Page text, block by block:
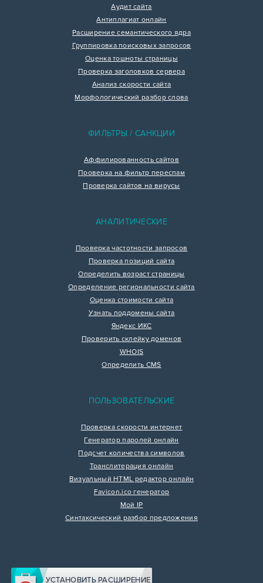
Аудит сайта
Антиплагиат онлайн
Расширение семантического ядра
Группировка поисковых запросов
Оценка тошноты страницы
Проверка заголовков сервера
Анализ скорости сайта
Морфологический разбор слова
ФИЛЬТРЫ / САНКЦИИ
Аффилированность сайтов
Проверка на фильтр переспам
Проверка сайтов на вирусы
АНАЛИТИЧЕСКИЕ
Проверка частотности запросов
Проверка позиций сайта
Определить возраст страницы
Определение региональности сайта
Оценка стоимости сайта
Узнать поддомены сайта
Яндекс ИКС
Проверить склейку доменов
WHOIS
Определить CMS
ПОЛЬЗОВАТЕЛЬСКИЕ
Проверка скорости интернет
Генератор паролей онлайн
Подсчет количества символов
Транслитерация онлайн
Визуальный HTML редактор онлайн
Favicon.ico генератор
Мой IP
Синтаксический разбор предложения
УСТАНОВИТЬ РАСШИРЕНИЕ